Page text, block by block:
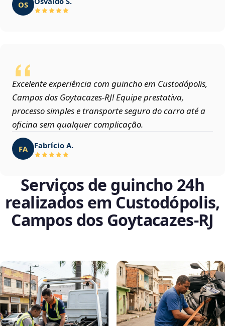
OS
Excelente experiência com guincho em Custodópolis,
Campos dos Goytacazes‑RJ! Equipe prestativa,
processo simples e transporte seguro do carro até a
oficina sem qualquer complicação.
FA Fabrício A.
Serviços de guincho 24h
realizados em Custodópolis,
Campos dos Goytacazes‑RJ